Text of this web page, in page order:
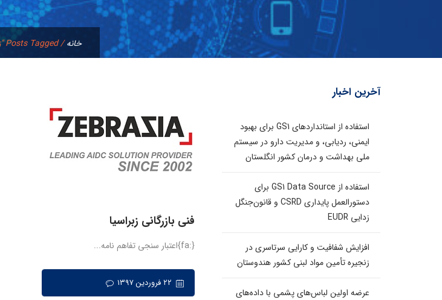
خانه/Posts Tagged "ز"
فنی بازرگانی زبراسیا
{:fa}اعتبار سنجی تفاهم نامه...
آخرین اخبار
استفاده از استانداردهای GS1 برای بهبود
ایمنی، ردیابی، و مدیریت دارو در سیستم
ملی بهداشت و درمان کشور انگلستان
استفاده از GS1 Data Source برای
دستورالعمل پایداری CSRD و قانون‌جنگل
زدایی EUDR
افزایش شفافیت و کارایی سرتاسری در
زنجیره تأمین مواد لبنی کشور هندوستان
عرضه اولین لباس‌های پشمی با داده‌های